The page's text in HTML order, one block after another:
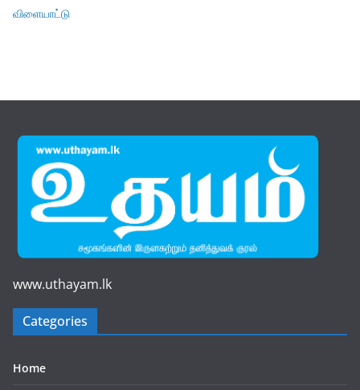
விளையாட்டு
www.uthayam.lk
Categories
Home